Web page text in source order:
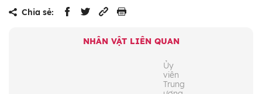
Chia sẻ:
NHÂN VẬT LIÊN QUAN
Ủy
viên
Trung